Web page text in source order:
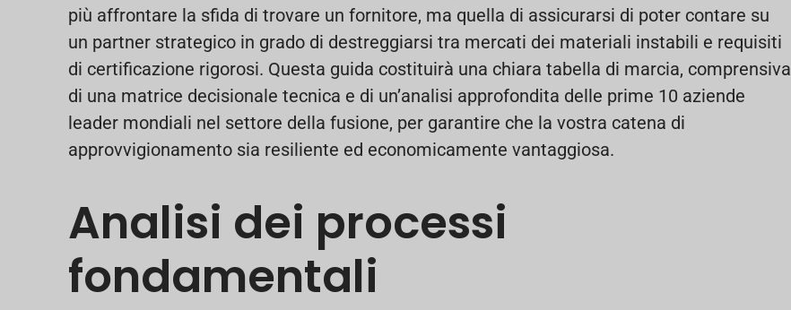
più affrontare la sfida di trovare un fornitore, ma quella di assicurarsi di poter contare su
un partner strategico in grado di destreggiarsi tra mercati dei materiali instabili e requisiti
di certificazione rigorosi. Questa guida costituirà una chiara tabella di marcia, comprensiva
di una matrice decisionale tecnica e di un’analisi approfondita delle prime 10 aziende
leader mondiali nel settore della fusione, per garantire che la vostra catena di
approvvigionamento sia resiliente ed economicamente vantaggiosa.
Analisi dei processi
fondamentali